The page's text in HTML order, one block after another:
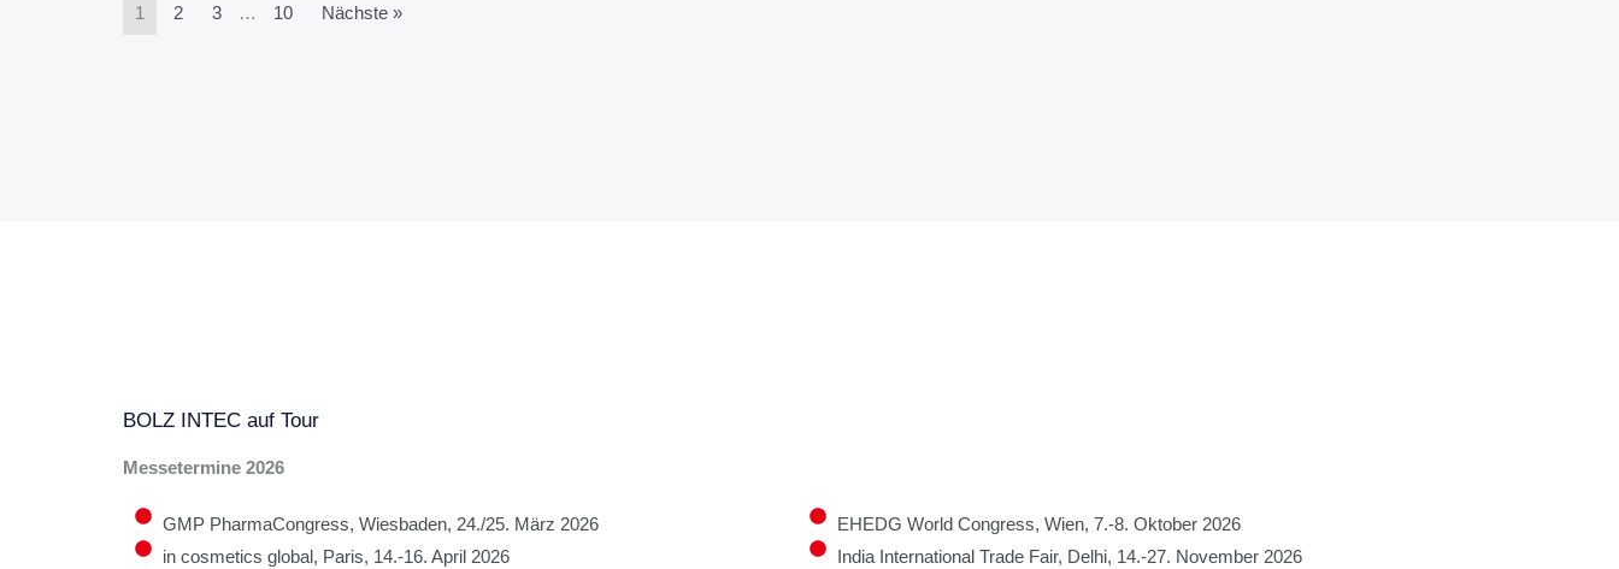
1 2 3 … 10 Nächste »
BOLZ INTEC auf Tour
Messetermine 2026
GMP PharmaCongress, Wiesbaden, 24./25. März 2026
in cosmetics global, Paris, 14.-16. April 2026
EHEDG World Congress, Wien, 7.-8. Oktober 2026
India International Trade Fair, Delhi, 14.-27. November 2026